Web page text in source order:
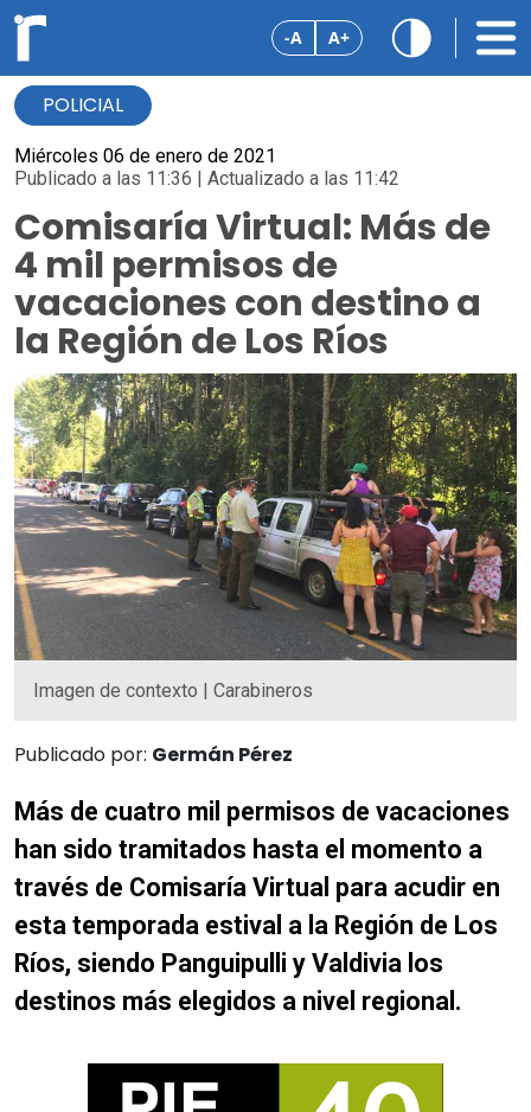
-A A+
POLICIAL
Miércoles 06 de enero de 2021
Publicado a las 11:36 | Actualizado a las 11:42
Comisaría Virtual: Más de
4 mil permisos de
vacaciones con destino a
la Región de Los Ríos
Imagen de contexto | Carabineros
Publicado por: Germán Pérez
Más de cuatro mil permisos de vacaciones
han sido tramitados hasta el momento a
través de Comisaría Virtual para acudir en
esta temporada estival a la Región de Los
Ríos, siendo Panguipulli y Valdivia los
destinos más elegidos a nivel regional.